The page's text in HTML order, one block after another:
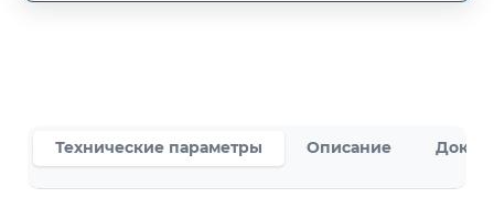
Технические параметры Описание